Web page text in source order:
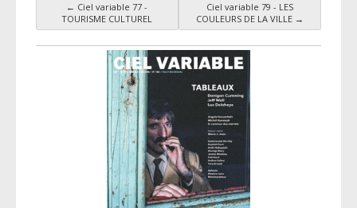
Navigation par taxonomie
← Ciel variable 77 -
TOURISME CULTUREL
Ciel variable 79 - LES
COULEURS DE LA VILLE →